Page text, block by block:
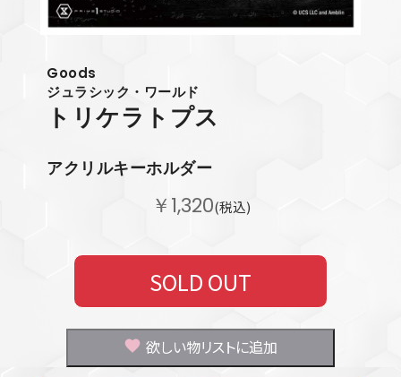
Goods
ジュラシック・ワールド
トリケラトプス
アクリルキーホルダー
￥1,320(税込)
SOLD OUT
欲しい物リストに追加